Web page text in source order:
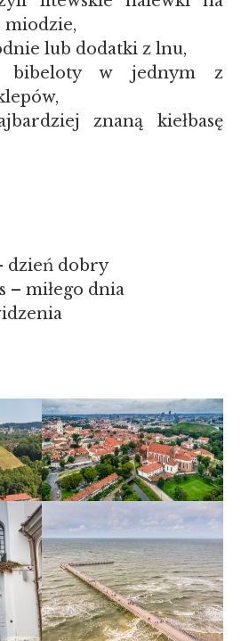
miodzie,
lub dodatki z lnu,
bibeloty w jednym z
znaną kiełbasę
dzień dobry
– miłego dnia